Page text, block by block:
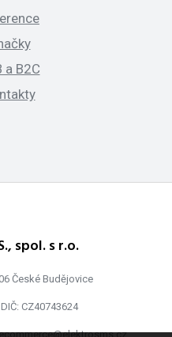
a B2C
spol. s r.o.
České Budějovice
DIČ: CZ40743624